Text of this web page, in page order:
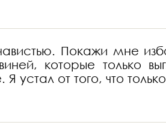
Покажи мне
которые только
от того, что